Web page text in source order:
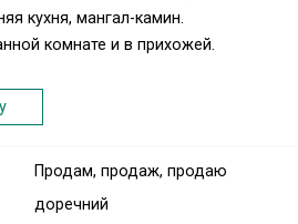
кухня, мангал-камин.
комнате и в прихожей.
жилая 100 м кв., кухни 18 м кв.
для вас время.
Продам, продаж, продаю
доречний